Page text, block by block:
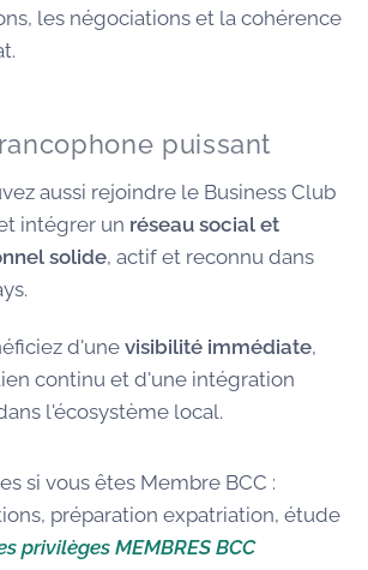
les négociations et la cohérence
puissant
aussi rejoindre le Business Club
intégrer un réseau social et
solide, actif et reconnu dans
d'une visibilité immédiate,
continu et d'une intégration
l'écosystème local.
si vous êtes Membre BCC :
préparation expatriation, étude
privilèges MEMBRES BCC